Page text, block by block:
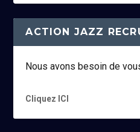
ACTION JAZZ
Nous avons besoin de
Cliquez ICI